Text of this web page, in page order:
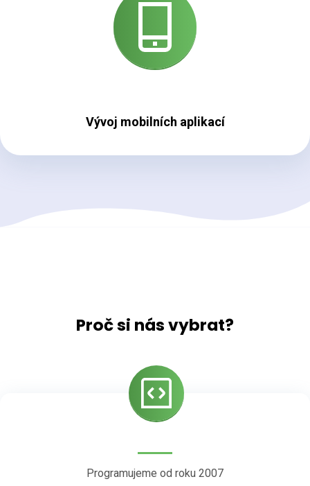
Vývoj mobilních aplikací
Proč si nás vybrat?
Programujeme od roku 2007